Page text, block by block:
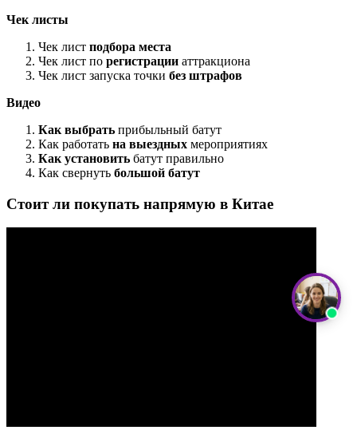
Чек листы
Чек лист подбора места
Чек лист по регистрации аттракциона
Чек лист запуска точки без штрафов
Видео
Как выбрать прибыльный батут
Как работать на выездных мероприятиях
Как установить батут правильно
Как свернуть большой батут
Стоит ли покупать напрямую в Китае